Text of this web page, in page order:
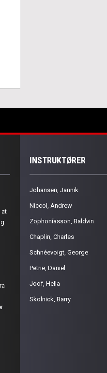
at
INSTRUKTØRER
Johansen, Jannik
Niccol, Andrew
Zophoníasson, Baldvin
Chaplin, Charles
Schnéevoigt, George
Petrie, Daniel
Joof, Hella
Skolnick, Barry